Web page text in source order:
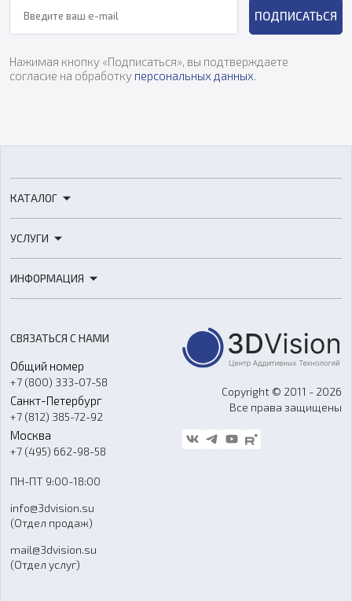
ПОДПИСАТЬСЯ
Нажимая кнопку «Подписаться», вы подтверждаете
согласие на обработку персональных данных.
КАТАЛОГ
3D-сканеры
Расходные материалы
Оборудование и материалы для вакуумного литья
Аксессуары и прочее оборудование
Программное обеспечение
УСЛУГИ
3D-моделирование
Ремонт и услуги
ИНФОРМАЦИЯ
О компании
Контакты
Гос. закупки
Стать дилером
Блог
FAQ
СВЯЗАТЬСЯ С НАМИ
Общий номер
+7 (800) 333-07-58
Санкт-Петербург
+7 (812) 385-72-92
Москва
+7 (495) 662-98-58
ПН-ПТ 9:00-18:00
info@3dvision.su
(Отдел продаж)
mail@3dvision.su
(Отдел услуг)
Copyright © 2011 - 2026
Все права защищены